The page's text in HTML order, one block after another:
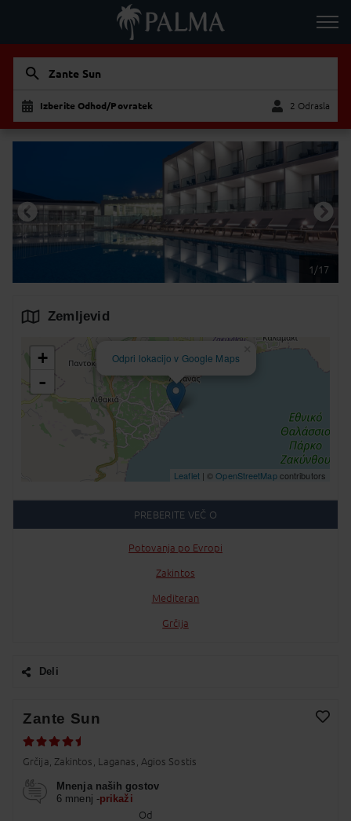
Zante Sun
Izberite Odhod/Povratek 2 Odrasla
1/17
Zemljevid
Odpri lokacijo v Google Maps
+
-
Leaflet| ©OpenStreetMapcontributors
PREBERITE VEČ O
Potovanja po Evropi
Zakintos
Mediteran
Grčija
Deli
Twitter
Messenger
Pošlji Email
Zante Sun
Grčija, Zakintos, Laganas, Agios Sostis
Mnenja naših gostov
6 mnenj -prikaži
Od